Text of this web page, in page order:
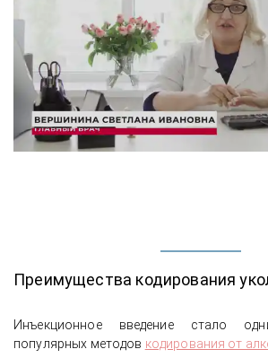
Преимущества кодирования
Инъекционное введение стало
популярных методов кодирования от